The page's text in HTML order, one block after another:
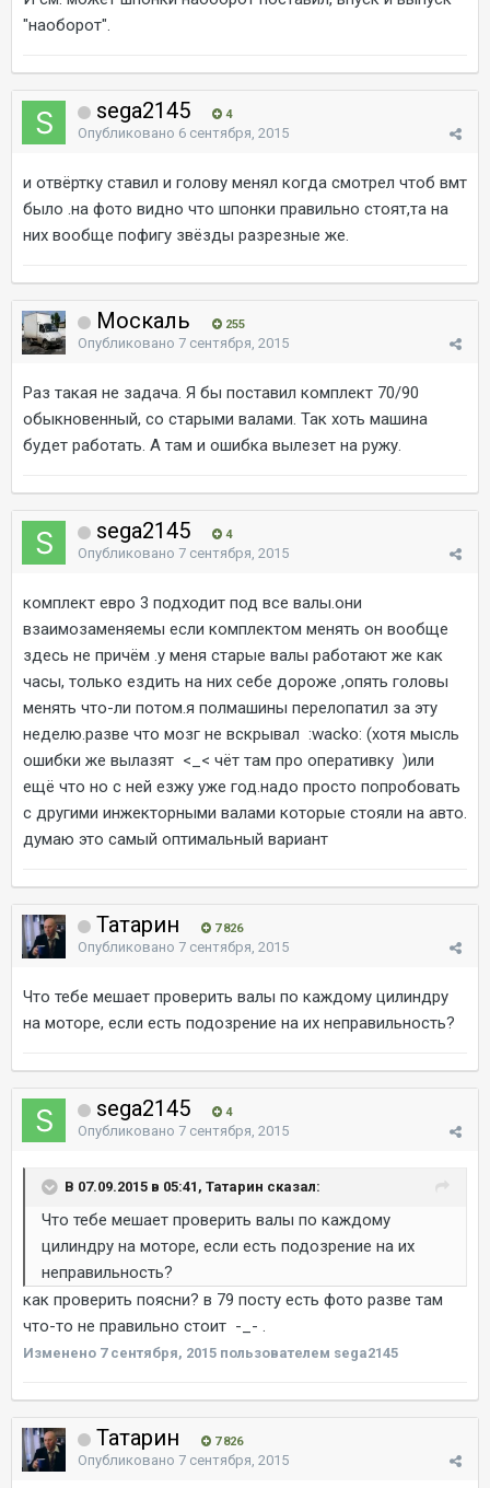
"наоборот".
sega2145 4
Опубликовано 6 сентября, 2015
и отвёртку ставил и голову менял когда смотрел чтоб вмт
было .на фото видно что шпонки правильно стоят,та на
них вообще пофигу звёзды разрезные же.
Москаль 255
Опубликовано 7 сентября, 2015
Раз такая не задача. Я бы поставил комплект 70/90
обыкновенный, со старыми валами. Так хоть машина
будет работать. А там и ошибка вылезет на ружу.
sega2145 4
Опубликовано 7 сентября, 2015
комплект евро 3 подходит под все валы.они
взаимозаменяемы если комплектом менять он вообще
здесь не причём .у меня старые валы работают же как
часы, только ездить на них себе дороже ,опять головы
менять что-ли потом.я полмашины перелопатил за эту
неделю.разве что мозг не вскрывал :wacko: (хотя мысль
ошибки же вылазят <_< чёт там про оперативку )или
ещё что но с ней езжу уже год.надо просто попробовать
с другими инжекторными валами которые стояли на авто.
думаю это самый оптимальный вариант
Татарин 7 826
Опубликовано 7 сентября, 2015
Что тебе мешает проверить валы по каждому цилиндру
на моторе, если есть подозрение на их неправильность?
sega2145 4
Опубликовано 7 сентября, 2015
В 07.09.2015 в 05:41, Татарин сказал:
Что тебе мешает проверить валы по каждому
цилиндру на моторе, если есть подозрение на их
неправильность?
как проверить поясни? в 79 посту есть фото разве там
что-то не правильно стоит -_- .
Изменено 7 сентября, 2015 пользователем sega2145
Татарин 7 826
Опубликовано 7 сентября, 2015